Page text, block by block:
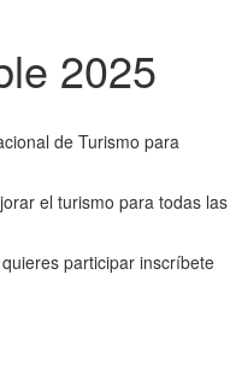
2025
de Turismo para
el turismo para todas las
participar inscríbete